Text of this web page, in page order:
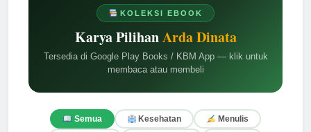
KOLEKSI EBOOK
Karya PilihanArda Dinata
Tersedia di Google Play Books / KBM App — klik untuk
membaca atau membeli
Semua Kesehatan Menulis